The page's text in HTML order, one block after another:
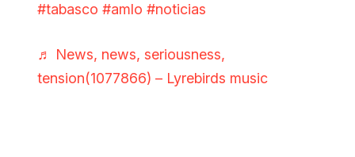
#tabasco #amlo #noticias
♬ News, news, seriousness,
tension(1077866) – Lyrebirds music